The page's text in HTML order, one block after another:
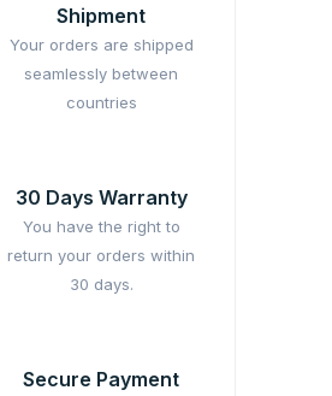
Shipment
Your orders are shipped
seamlessly between
countries
30 Days Warranty
You have the right to
return your orders within
30 days.
Secure Payment